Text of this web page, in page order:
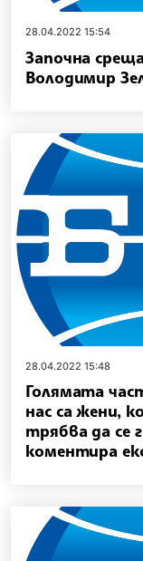
28.04.2022 15:54
Започна
Володимир
28.04.2022 15:48
Голямата
нас са жени,
трябва да се
коментира